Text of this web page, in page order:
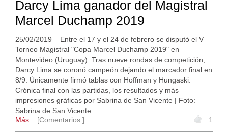
Darcy Lima ganador del Magistral
Marcel Duchamp 2019
25/02/2019 – Entre el 17 y el 24 de febrero se disputó el V
Torneo Magistral "Copa Marcel Duchamp 2019" en
Montevideo (Uruguay). Tras nueve rondas de competición,
Darcy Lima se coronó campeón dejando el marcador final en
8/9. Únicamente firmó tablas con Hoffman y Hungaski.
Crónica final con las partidas, los resultados y más
impresiones gráficas por Sabrina de San Vicente | Foto:
Sabrina de San Vicente
Más...
Comentarios 1